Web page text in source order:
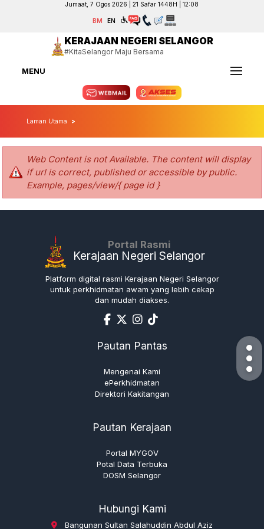
Jumaat, 7 Ogos 2026 | 21 Safar 1448H | 12:08
BM EN
KERAJAAN NEGERI SELANGOR
#KitaSelangor Maju Bersama
MENU
Laman Utama
Web Content is not Available. The content will display
if url is correct, published or accessible by public.
Example, pages/view/{ page id }
Portal Rasmi
Kerajaan Negeri Selangor
Platform digital rasmi Kerajaan Negeri Selangor
untuk perkhidmatan awam yang lebih cekap
dan mudah diakses.
Pautan Pantas
Mengenai Kami
ePerkhidmatan
Direktori Kakitangan
Pautan Kerajaan
Portal MYGOV
Potal Data Terbuka
DOSM Selangor
Hubungi Kami
Bangunan Sultan Salahuddin Abdul Aziz